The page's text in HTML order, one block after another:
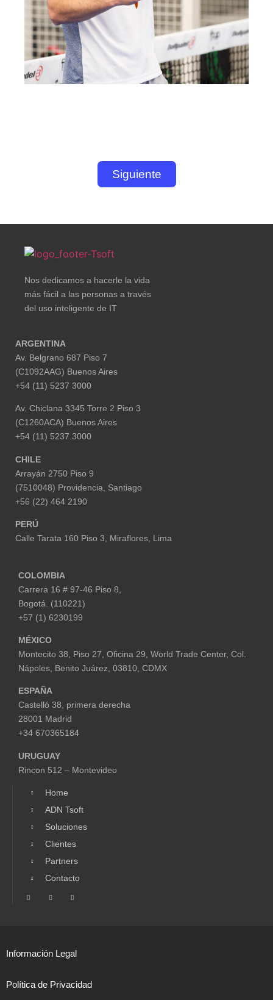
Siguiente
Nos dedicamos a hacerle la vida
más fácil a las personas a través
del uso inteligente de IT
ARGENTINA
Av. Belgrano 687 Piso 7
(C1092AAG) Buenos Aires
+54 (11) 5237 3000
Av. Chiclana 3345 Torre 2 Piso 3
(C1260ACA) Buenos Aires
+54 (11) 5237.3000
CHILE
Arrayán 2750 Piso 9
(7510048) Providencia, Santiago
+56 (22) 464 2190
PERÚ
Calle Tarata 160 Piso 3, Miraflores, Lima
COLOMBIA
Carrera 16 # 97-46 Piso 8,
Bogotá. (110221)
+57 (1) 6230199
MÉXICO
Montecito 38, Piso 27, Oficina 29, World Trade Center, Col.
Nápoles, Benito Juárez, 03810, CDMX
ESPAÑA
Castelló 38, primera derecha
28001 Madrid
+34 670365184
URUGUAY
Rincon 512 – Montevideo
Home
ADN Tsoft
Soluciones
Clientes
Partners
Contacto
Información Legal
Política de Privacidad